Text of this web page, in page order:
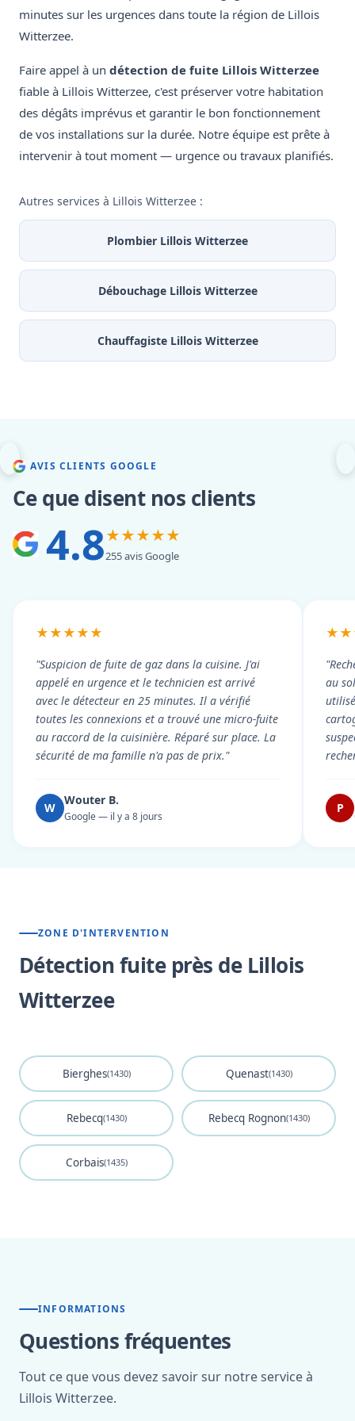
minutes sur les urgences dans toute la région de Lillois
Witterzee.
Faire appel à un détection de fuite Lillois Witterzee
fiable à Lillois Witterzee, c'est préserver votre habitation
des dégâts imprévus et garantir le bon fonctionnement
de vos installations sur la durée. Notre équipe est prête à
intervenir à tout moment — urgence ou travaux planifiés.
Autres services à Lillois Witterzee :
Plombier Lillois Witterzee
Débouchage Lillois Witterzee
Chauffagiste Lillois Witterzee
AVIS CLIENTS GOOGLE
Ce que disent nos clients
4.8★★★★★
255 avis Google
★★★★★
"Suspicion de fuite de gaz dans la cuisine. J'ai
appelé en urgence et le technicien est arrivé
avec le détecteur en 25 minutes. Il a vérifié
toutes les connexions et a trouvé une micro-fuite
au raccord de la cuisinière. Réparé sur place. La
sécurité de ma famille n'a pas de prix."
W
Wouter B.
Google — il y a 8 jours
au
P
ZONE D'INTERVENTION
Détection fuite près de Lillois
Witterzee
Bierghes(1430) Quenast(1430)
Rebecq(1430) Rebecq Rognon(1430)
Corbais(1435)
INFORMATIONS
Questions fréquentes
Tout ce que vous devez savoir sur notre service à
Lillois Witterzee.